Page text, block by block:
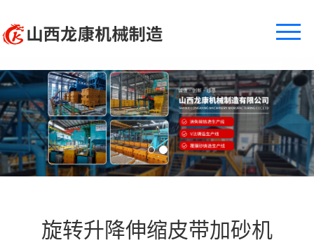
关于龙康
产品中心
工程案例
新闻中心
旋转升降伸缩皮带加砂机